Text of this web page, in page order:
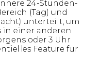
24-Stunden-
(Tag) und
unterteilt, um
in einer anderen
oder 3 Uhr
Feature für